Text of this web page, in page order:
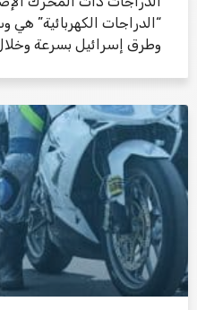
“الدراجات الكهربائية”
وطرق إسرائيل بسرعة